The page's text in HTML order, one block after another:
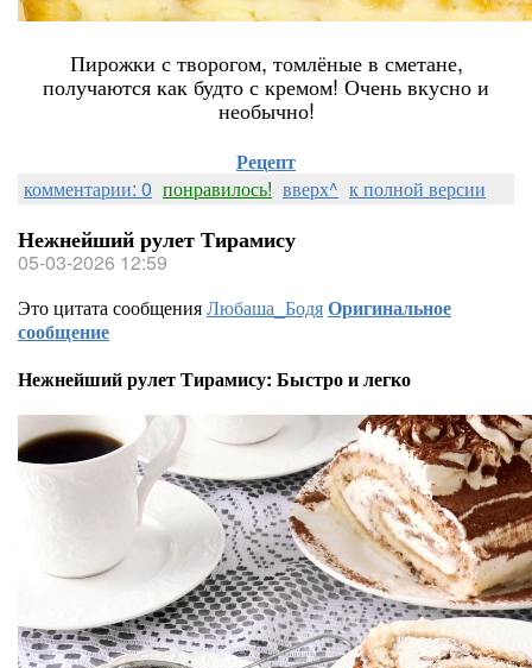
Пирожки с творогом, томлёные в сметане,
получаются как будто с кремом! Очень вкусно и
необычно!
Рецепт
комментарии: 0 понравилось! вверх^ к полной версии
Нежнейший рулет Тирамису
05-03-2026 12:59
Это цитата сообщенияЛюбаша_БодяОригинальное
сообщение
Нежнейший рулет Тирамису: Быстро и легко